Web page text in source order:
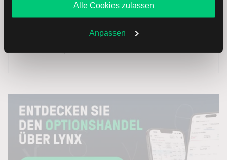
Sie zulassen oder ablehnen. Ihre Entscheidung können
Sie jederzeit in denCookie-Einstellungenändern.
Weitere Infos auch in unsererDatenschutzerklärung
Alle Cookies zulassen
Anpassen
Mehr anzeigen